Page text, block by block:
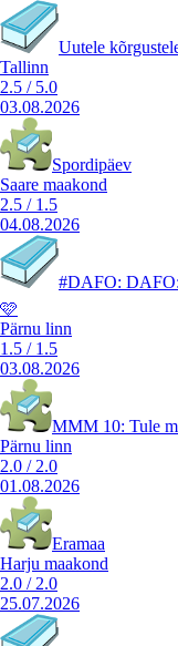
Uutele
Tallinn
2.5 / 5.0
03.08.2026
Spordipäev
Saare maakond
2.5 / 1.5
04.08.2026
#DAFO:
🩷
Pärnu linn
1.5 / 1.5
03.08.2026
MMM 10: Tule
Pärnu linn
2.0 / 2.0
01.08.2026
Eramaa
Harju maakond
2.0 / 2.0
25.07.2026